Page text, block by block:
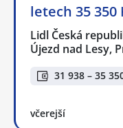
letech 35 350
Lidl Česká
Újezd nad Lesy,
31 938 – 35
včerejší